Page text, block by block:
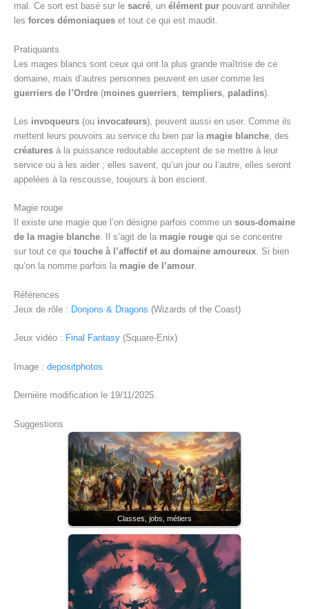
mal. Ce sort est basé sur le sacré, un élément pur pouvant annihiler
les forces démoniaques et tout ce qui est maudit.
Pratiquants
Les mages blancs sont ceux qui ont la plus grande maîtrise de ce
domaine, mais d’autres personnes peuvent en user comme les
guerriers de l’Ordre (moines guerriers templiers paladins).
Les invoqueurs (ou invocateurs), peuvent aussi en user. Comme ils
mettent leurs pouvoirs au service du bien par la magie blanche, des
créatures à la puissance redoutable acceptent de se mettre à leur
service ou à les aider ; elles savent, qu’un jour ou l’autre, elles seront
appelées à la rescousse, toujours à bon escient.
Magie rouge
Il existe une magie que l’on désigne parfois comme un sous-domaine
de la magie blanche. Il s’agit de la magie rouge qui se concentre
sur tout ce qui touche à l’affectif et au domaine amoureux. Si bien
qu’on la nomme parfois la magie de l’amour.
Références
Jeux de rôle : Donjons & Dragons (Wizards of the Coast)
Jeux vidéo : Final Fantasy (Square-Enix)
Image : depositphotos
Dernière modification le 19/11/2025.
Suggestions
Classes, jobs, métiers